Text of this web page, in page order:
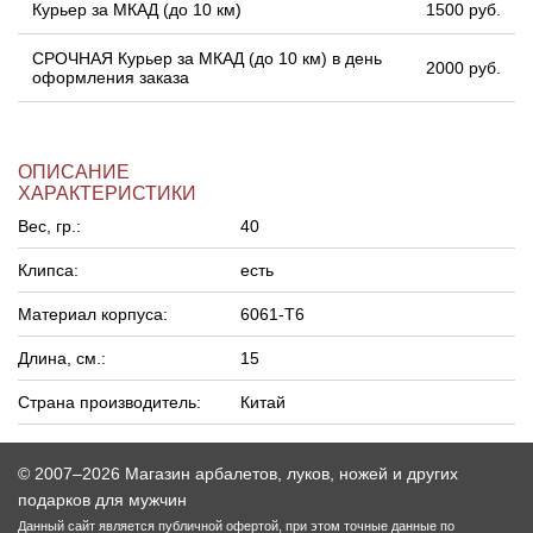
Курьер за МКАД (до 10 км) 1500 руб.
СРОЧНАЯ Курьер за МКАД (до 10 км) в день
оформления заказа
2000 руб.
ОПИСАНИЕ
ХАРАКТЕРИСТИКИ
Вес, гр.: 40
Клипса: есть
Материал корпуса: 6061-T6
Длина, см.: 15
Страна производитель: Китай
© 2007–2026 Магазин арбалетов, луков, ножей и других
подарков для мужчин
Данный сайт является публичной офертой, при этом точные данные по
Линейки для настройки лука
Кликеры для лука
Плунжеры для лука
Киссеры для лука
Охотничьи ножи